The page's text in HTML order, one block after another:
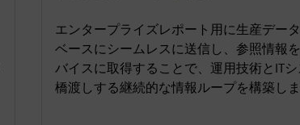
エンタープライズレポート用に生産デー
ベースにシームレスに送信し、参照情報
バイスに取得することで、運用技術とIT
橋渡しする継続的な情報ループを構築しま